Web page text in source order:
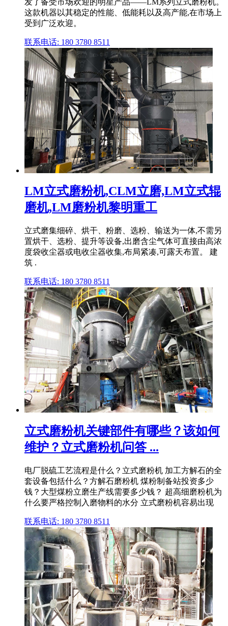
这款机器以其稳定的性能、低能耗以及高产能,在市场上
受到广泛欢迎。
联系电话: 180 3780 8511
LM立式磨粉机,CLM立磨,LM立式辊
磨机,LM磨粉机黎明重工
立式磨集细碎、烘干、粉磨、选粉、输送为一体,不需另
置烘干、选粉、提升等设备,出磨含尘气体可直接由高浓
度袋收尘器或电收尘器收集,布局紧凑,可露天布置。 建
筑 .
联系电话: 180 3780 8511
立式磨粉机关键部件有哪些？该如何
维护？立式磨粉机问答 ...
电厂脱硫工艺流程是什么？立式磨粉机 加工方解石的全
套设备包括什么？方解石磨粉机 煤粉制备站投资多少
钱？大型煤粉立磨生产线需要多少钱？ 超高细磨粉机为
什么要严格控制入磨物料的水分 立式磨粉机容易出现
联系电话: 180 3780 8511